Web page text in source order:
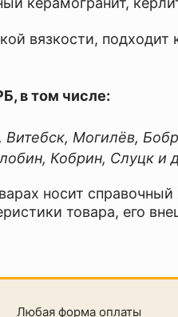
вязкости,
в том числе:
Витебск, Могилёв,
Кобрин, Слуцк и
носит
товара, его
Любая форма оплаты